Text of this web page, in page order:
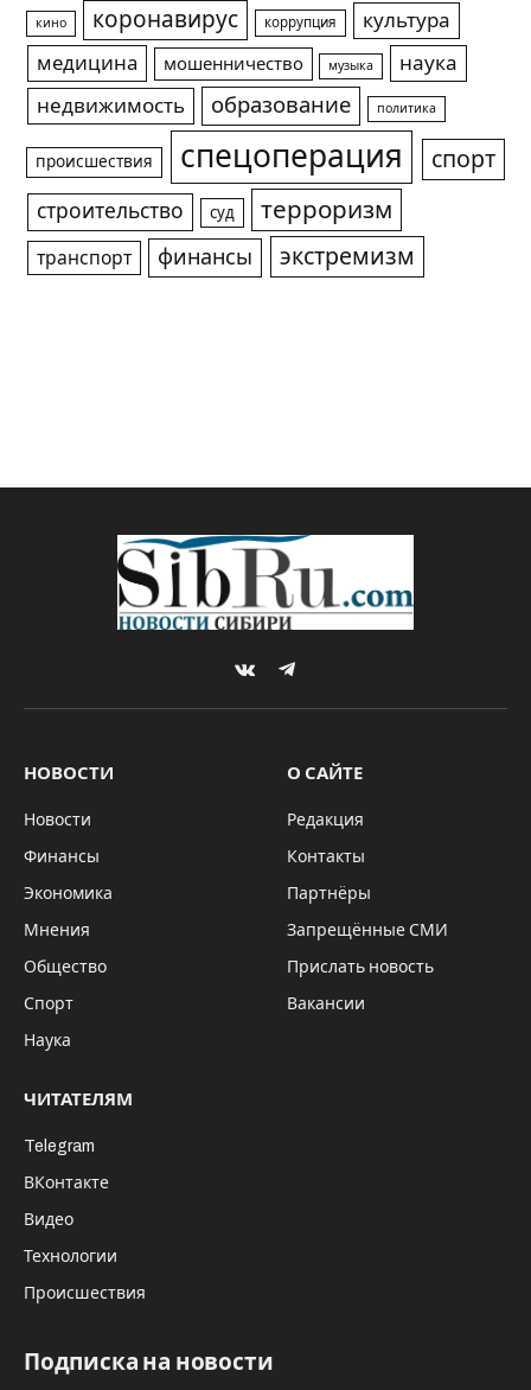
кино коронавирус коррупция
культура
медицина
мошенничество музыка
наука
недвижимость
образование политика
происшествия спецоперация спорт
строительство суд терроризм
транспорт финансы экстремизм
VKontakteTelegram
НОВОСТИ
Новости
Финансы
Экономика
Мнения
Общество
Спорт
Наука
О САЙТЕ
Редакция
Контакты
Партнёры
Запрещённые СМИ
Прислать новость
Вакансии
ЧИТАТЕЛЯМ
Telegram
ВКонтакте
Видео
Технологии
Происшествия
Подписка на новости